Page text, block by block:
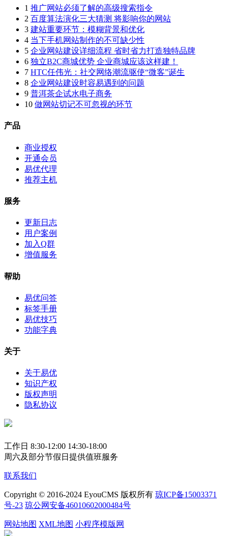
1 推广网站必须了解的高级搜索指令
2 百度算法演化三大猜测 将影响你的网站
3 建站重要环节：模糊背景和优化
4 当下手机网站制作的不可缺少性
5 企业网站建设详细流程 省时省力打造独特品牌
6 独立B2C商城优势 企业商城应该这样建！
7 HTC任伟光：社交网络潮流驱使“微客”诞生
8 企业网站建设时容易遇到的问题
9 普洱茶企试水电子商务
10 做网站切记不可忽视的环节
产品
商业授权
开通会员
易优代理
推荐主机
服务
更新日志
用户案例
加入Q群
增值服务
帮助
易优问答
标签手册
易优技巧
功能字典
关于
关于易优
知识产权
版权声明
隐私协议
工作日 8:30-12:00 14:30-18:00
周六及部分节假日提供值班服务
联系我们
Copyright © 2016-2024 EyouCMS 版权所有 琼ICP备15003371
号-23 琼公网安备46010602000484号
网站地图 XML地图 小程序模版网